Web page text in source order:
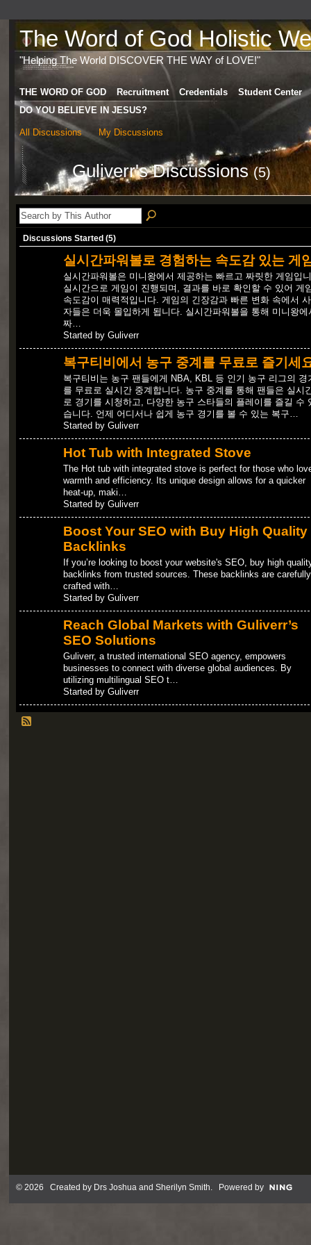
The Word of God Holistic
"Helping The World DISCOVER THE WAY of LOVE!"
THE WORD OF GOD Recruitment Credentials
Student Center
DO YOU BELIEVE IN JESUS?
All Discussions My Discussions
Guliverr's Discussions(5)
Discussions Started (5)
실시간파워볼로 경험하는 속도감 있는 게
실시간파워볼은 미니왕에서 제공하는 빠르고 짜릿한 게임입
실시간으로 게임이 진행되며, 결과를 바로 확인할 수 있어 게
속도감이 매력적입니다. 게임의 긴장감과 빠른 변화 속에서
자들은 더욱 몰입하게 됩니다. 실시간파워볼을 통해 미니왕에
짜…
Started by Guliverr
복구티비에서 농구 중계를 무료로 즐기세
복구티비는 농구 팬들에게 NBA, KBL 등 인기 농구 리그의 경
를 무료로 실시간 중계합니다. 농구 중계를 통해 팬들은 실시
로 경기를 시청하고, 다양한 농구 스타들의 플레이를 즐길 수
습니다. 언제 어디서나 쉽게 농구 경기를 볼 수 있는 복구…
Started by Guliverr
Hot Tub with Integrated Stove
The Hot tub with integrated stove is perfect for those who
warmth and efficiency. Its unique design allows for a quicker
heat-up, maki…
Started by Guliverr
Boost Your SEO with Buy High Quality
Backlinks
If you’re looking to boost your website's SEO, buy high
backlinks from trusted sources. These backlinks are carefully
crafted with…
Started by Guliverr
Reach Global Markets with Guliverr’s
SEO Solutions
Guliverr, a trusted international SEO agency, empowers
businesses to connect with diverse global audiences. By
utilizing multilingual SEO t…
Started by Guliverr
© 2026 Created by Drs Joshua and Sherilyn Smith. Powered by